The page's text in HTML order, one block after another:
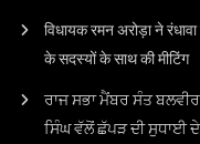
विधायक रमन अरोड़ा ने
के सदस्यों के साथ की मीटिंग
ਰਾਜ ਸਭਾ ਮੈਂਬਰ ਸੰਤ
ਸਿੰਘ ਵੱਲੋਂ ਛੱਪੜ ਦੀ ਸੁਧਾਈ